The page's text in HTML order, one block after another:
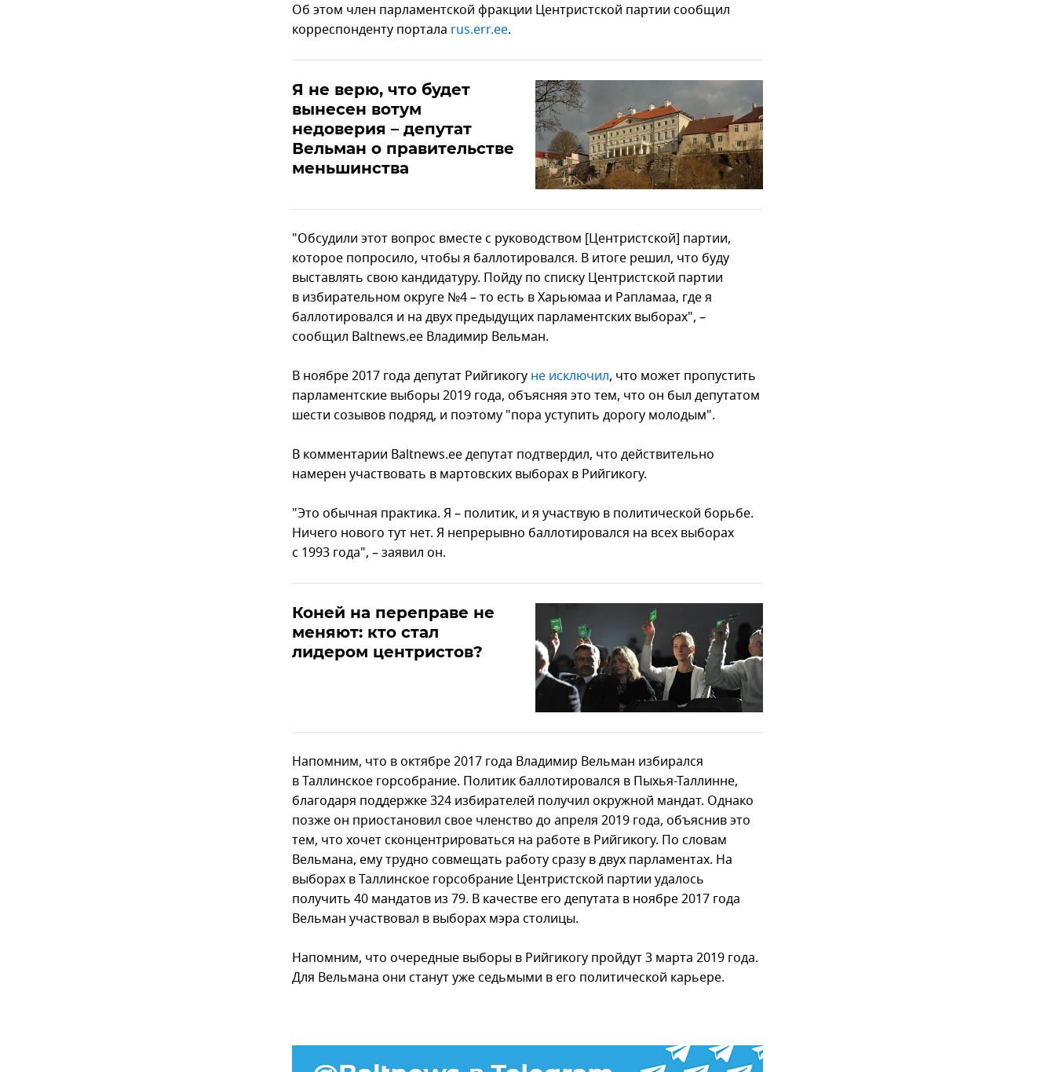
Об этом член парламентской фракции Центристской партии сообщил
корреспонденту портала rus.err.ee.
Я не верю, что будет
вынесен вотум
недоверия – депутат
Вельман о правительстве
меньшинства
"Обсудили этот вопрос вместе с руководством [Центристской] партии,
которое попросило, чтобы я баллотировался. В итоге решил, что буду
выставлять свою кандидатуру. Пойду по списку Центристской партии
в избирательном округе №4 – то есть в Харьюмаа и Рапламаа, где я
баллотировался и на двух предыдущих парламентских выборах", –
сообщил Baltnews.ee Владимир Вельман.
В ноябре 2017 года депутат Рийгикогу не исключил, что может пропустить
парламентские выборы 2019 года, объясняя это тем, что он был депутатом
шести созывов подряд, и поэтому "пора уступить дорогу молодым".
В комментарии Baltnews.ee депутат подтвердил, что действительно
намерен участвовать в мартовских выборах в Рийгикогу.
"Это обычная практика. Я – политик, и я участвую в политической борьбе.
Ничего нового тут нет. Я непрерывно баллотировался на всех выборах
с 1993 года", – заявил он.
Коней на переправе не
меняют: кто стал
лидером центристов?
Напомним, что в октябре 2017 года Владимир Вельман избирался
в Таллинское горсобрание. Политик баллотировался в Пыхья-Таллинне,
благодаря поддержке 324 избирателей получил окружной мандат. Однако
позже он приостановил свое членство до апреля 2019 года, объяснив это
тем, что хочет сконцентрироваться на работе в Рийгикогу. По словам
Вельмана, ему трудно совмещать работу сразу в двух парламентах. На
выборах в Таллинское горсобрание Центристской партии удалось
получить 40 мандатов из 79. В качестве его депутата в ноябре 2017 года
Вельман участвовал в выборах мэра столицы.
Напомним, что очередные выборы в Рийгикогу пройдут 3 марта 2019 года.
Для Вельмана они станут уже седьмыми в его политической карьере.